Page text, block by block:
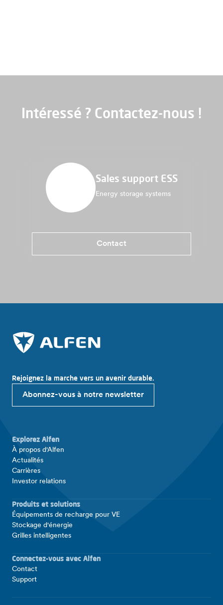
Intéressé ? Contactez-nous !
Sales support ESS
Energy storage systems
Contact
Rejoignez la marche vers un avenir durable.
Abonnez-vous à notre newsletter
Explorez Alfen
À propos d'Alfen
Actualités
Carrières
Investor relations
Produits et solutions
Équipements de recharge pour VE
Stockage d'énergie
Grilles intelligentes
Connectez-vous avec Alfen
Contact
Support